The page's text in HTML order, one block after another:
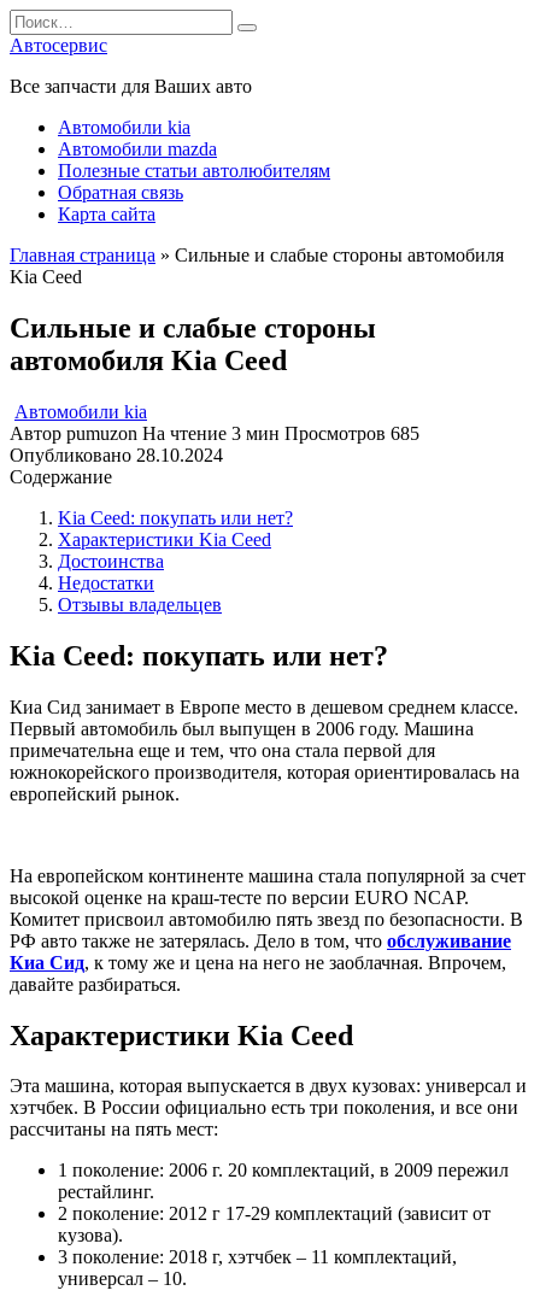
Перейти
к
содержанию
Search
for:
Автосервис
Все запчасти для Ваших авто
Автомобили kia
Автомобили mazda
Полезные статьи автолюбителям
Обратная связь
Карта сайта
Главная страница » Сильные и слабые стороны автомобиля
Kia Ceed
Сильные и слабые стороны
автомобиля Kia Ceed
Автомобили kia
Автор pumuzon На чтение 3 мин Просмотров 685
Опубликовано 28.10.2024
Содержание
Kia Ceed: покупать или нет?
Характеристики Kia Ceed
Достоинства
Недостатки
Отзывы владельцев
Kia Ceed: покупать или нет?
Киа Сид занимает в Европе место в дешевом среднем классе.
Первый автомобиль был выпущен в 2006 году. Машина
примечательна еще и тем, что она стала первой для
южнокорейского производителя, которая ориентировалась на
европейский рынок.
На европейском континенте машина стала популярной за счет
высокой оценке на краш-тесте по версии EURO NCAP.
Комитет присвоил автомобилю пять звезд по безопасности. В
РФ авто также не затерялась. Дело в том, что обслуживание
Киа Сид, к тому же и цена на него не заоблачная. Впрочем,
давайте разбираться.
Характеристики Kia Ceed
Эта машина, которая выпускается в двух кузовах: универсал и
хэтчбек. В России официально есть три поколения, и все они
рассчитаны на пять мест:
1 поколение: 2006 г. 20 комплектаций, в 2009 пережил
рестайлинг.
2 поколение: 2012 г 17-29 комплектаций (зависит от
кузова).
3 поколение: 2018 г, хэтчбек – 11 комплектаций,
универсал – 10.